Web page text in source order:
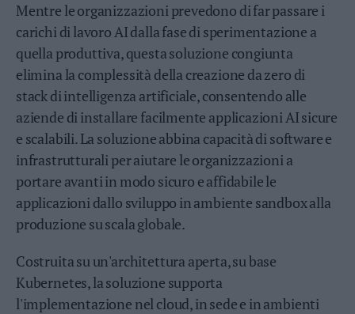
Rotaliana
Valle
dei
Laghi
Valsugana
Primiero
Vallagarina
Non
–
Fiemme
–
–
Rendena
Mentre le organizzazioni prevedono di far passare i
carichi di lavoro AI dalla fase di sperimentazione a
quella produttiva, questa soluzione congiunta
elimina la complessità della creazione da zero di
stack di intelligenza artificiale, consentendo alle
aziende di installare facilmente applicazioni AI sicure
e scalabili. La soluzione abbina capacità di software e
infrastrutturali per aiutare le organizzazioni a
portare avanti in modo sicuro e affidabile le
applicazioni dallo sviluppo in ambiente sandbox alla
produzione su scala globale.
Costruita su un'architettura aperta, su base
Kubernetes, la soluzione supporta
l'implementazione nel cloud, in sede e in ambienti